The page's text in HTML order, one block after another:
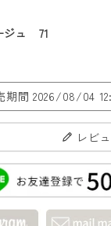
ジュ 71
期間 2026/08/04
レビ